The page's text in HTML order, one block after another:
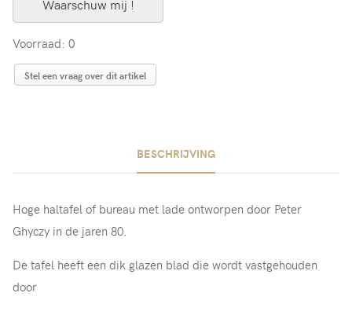
Waarschuw mij !
Voorraad: 0
Stel een vraag over dit artikel
BESCHRIJVING
Hoge haltafel of bureau met lade ontworpen door Peter
Ghyczy in de jaren 80.
De tafel heeft een dik glazen blad die wordt vastgehouden
door